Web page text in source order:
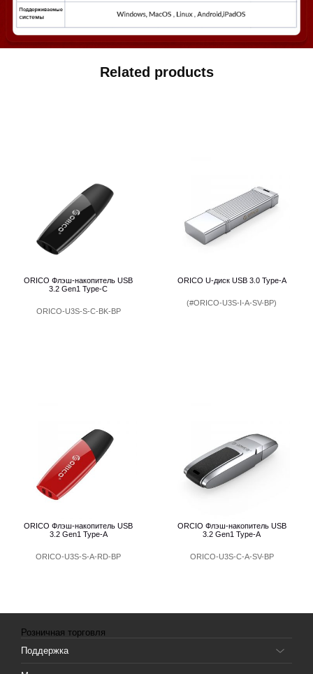
Related products
ORICO Флэш-накопитель USB
3.2 Gen1 Type-С
ORICO-U3S-S-C-BK-BP
ORICO U-диск USB 3.0 Type-А
(#ORICO-U3S-I-А-SV-BP)
ORICO Флэш-накопитель USB
3.2 Gen1 Type-А
ORICO-U3S-S-A-RD-BP
ORCIO Флэш-накопитель USB
3.2 Gen1 Type-A
ORICO-U3S-C-A-SV-BP
Розничная торговля
Поддержка